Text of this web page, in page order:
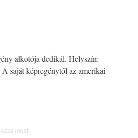
alkotója dedikál. Helyszín:
saját képregénytől az amerikai
most!